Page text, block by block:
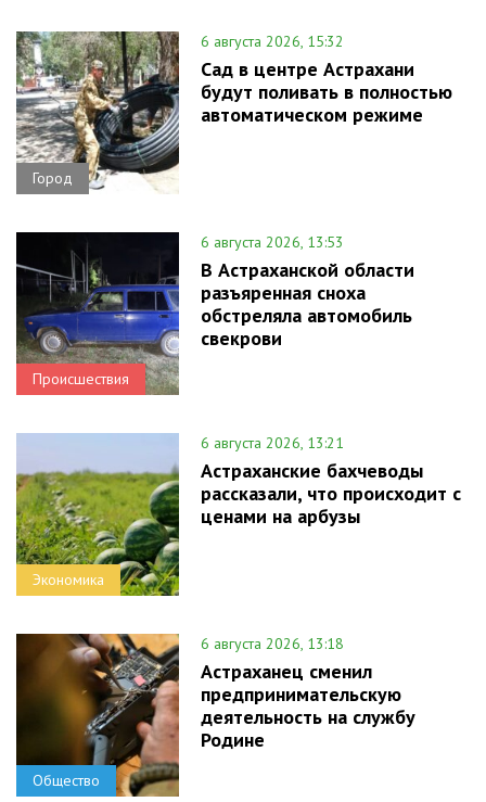
Город
6 августа 2026, 15:32
Сад в центре Астрахани
будут поливать в полностью
автоматическом режиме
Происшествия
6 августа 2026, 13:53
В Астраханской области
разъяренная сноха
обстреляла автомобиль
свекрови
Экономика
6 августа 2026, 13:21
Астраханские бахчеводы
рассказали, что происходит с
ценами на арбузы
Общество
6 августа 2026, 13:18
Астраханец сменил
предпринимательскую
деятельность на службу
Родине